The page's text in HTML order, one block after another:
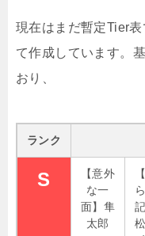
現在はまだ暫定Tier
て作成しています。
おり、
ランク
S
【意外
な一
面】隼
太郎